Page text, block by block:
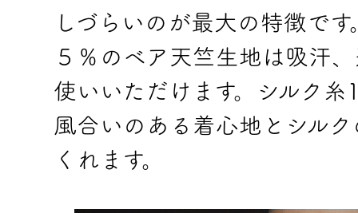
しづらいのが最大の特徴で
５％のベア天竺生地は吸汗
使いいただけます。シルク
風合いのある着心地とシル
くれます。